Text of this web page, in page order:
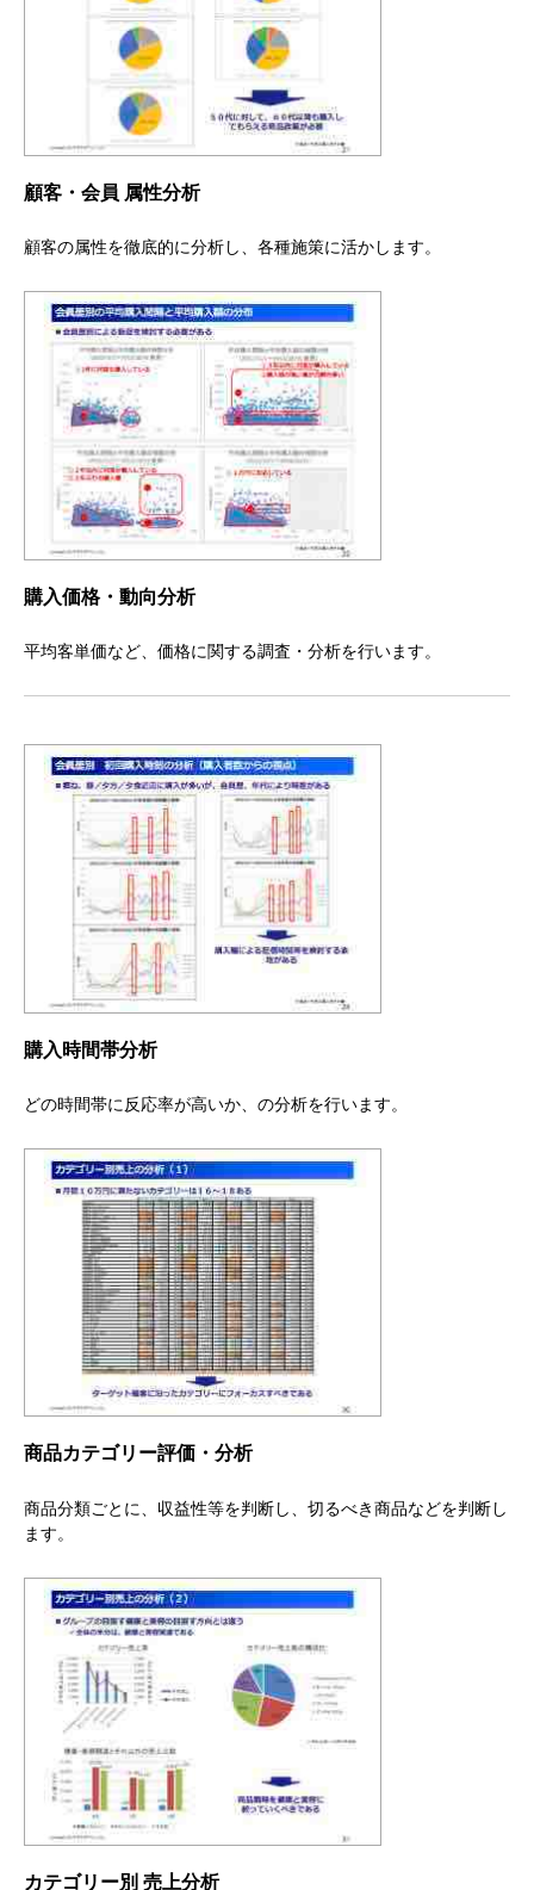
顧客・会員 属性分析
顧客の属性を徹底的に分析し、各種施策に活かします。
購入価格・動向分析
平均客単価など、価格に関する調査・分析を行います。
購入時間帯分析
どの時間帯に反応率が高いか、の分析を行います。
商品カテゴリー評価・分析
商品分類ごとに、収益性等を判断し、切るべき商品などを判断し
ます。
カテゴリー別 売上分析